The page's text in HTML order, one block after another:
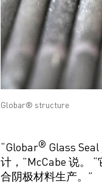
Globar® structure
“Globar® Glass Seal
计，”McCabe 说。
合阴极材料生产。”